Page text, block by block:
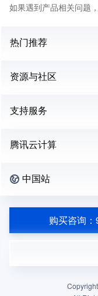
如果遇到产品相关问题
热门推荐
资源与社区
支持服务
腾讯云计算
中国站
购买咨询